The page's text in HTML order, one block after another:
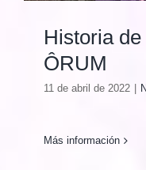
Historia
ÔRUM
11 de abril de 2022
Más información